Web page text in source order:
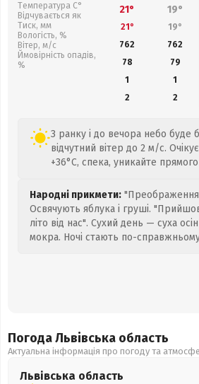
Температура С°
Відчувається як
Тиск, мм
Вологість, %
Вітер, м/с
Ймовірність опадів,
%
21° 19°
21° 19°
762
762
78
79
1
1
2
2
З ранку і до вечора небо буде
відчутний вітер до 2 м/с.
+36°C, спека, уникайте
Народні прикмети:
Освячують яблука і груші.
літо від нас". Сухий день — суха
мокра. Ночі стають по-
Погода Львівська область
Актуальна інформація про погоду та
Львівська область